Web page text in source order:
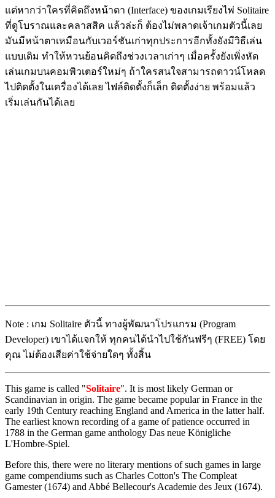
แต่หากว่าใครที่คิดถึงหน้าตา (Interface) ของเกมเรียงไพ่ Solitaire
ที่ดูโบราณและคลาสสิค แล้วล่ะก็ ต้องไม่พลาดเจ้าเกมตัวนี้เลย
มันมีหน้าตาเหมือนกับเวอร์ชันเก่าทุกประการอีกทั้งยังมีวิธีเล่น
แบบเดิม ทำให้หวนย้อนคิดถึงช่วงเวลาเก่าๆ เมื่อครั้งยังเพิ่งหัด
เล่นเกมบนคอมพิวเตอร์ใหม่ๆ ถ้าใครสนใจสามารถดาวน์โหลด
ไปติดตั้งในเครื่องได้เลย ไฟล์ติดตั้งก็เล็ก ติดตั้งง่าย พร้อมแล้ว
เริ่มเล่นกันได้เลย
Note : เกม Solitaire ตัวนี้ ทางผู้พัฒนาโปรแกรม (Program
Developer) เขาได้แจกให้ ทุกคนได้นำไปใช้กันฟรีๆ (FREE) โดย
คุณ ไม่ต้องเสียค่าใช้จ่ายใดๆ ทั้งสิ้น
This game is called "Solitaire". It is most likely German or
Scandinavian in origin. The game became popular in France in the
early 19th Century reaching England and America in the latter half.
The earliest known recording of a game of patience occurred in
1788 in the German game anthology Das neue Königliche
L'Hombre-Spiel.
Before this, there were no literary mentions of such games in large
game compendiums such as Charles Cotton's The Compleat
Gamester (1674) and Abbé Bellecour's Academie des Jeux (1674).